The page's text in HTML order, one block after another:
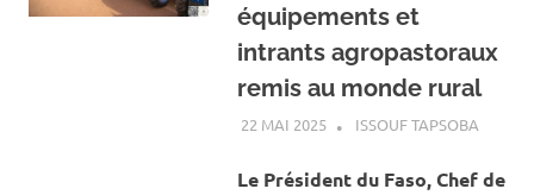
équipements et
intrants agropastoraux
remis au monde rural
22 MAI 2025 ISSOUF TAPSOBA
Le Président du Faso, Chef de